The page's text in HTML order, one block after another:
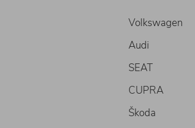
Volkswagen
Audi
SEAT
CUPRA
Škoda